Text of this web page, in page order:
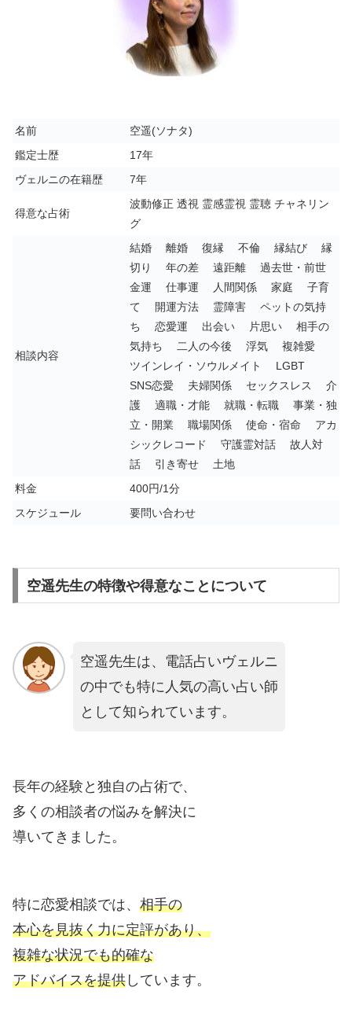
名前
空遥(ソナタ)
鑑定士歴
17年
ヴェルニの在籍歴
7年
得意な占術
波動修正 透視 霊感霊視 霊聴 チャネリン
グ
相談内容
結婚 離婚 復縁 不倫 縁結び 縁
切り 年の差 遠距離 過去世・前世
金運 仕事運 人間関係 家庭 子育
て 開運方法 霊障害 ペットの気持
ち 恋愛運 出会い 片思い 相手の
気持ち 二人の今後 浮気 複雑愛
ツインレイ・ソウルメイト LGBT
SNS恋愛 夫婦関係 セックスレス 介
護 適職・才能 就職・転職 事業・独
立・開業 職場関係 使命・宿命 アカ
シックレコード 守護霊対話 故人対
話 引き寄せ 土地
料金
400円/1分
スケジュール
要問い合わせ
空遥先生の特徴や得意なことについて
空遥先生は、電話占いヴェルニ
の中でも特に人気の高い占い師
として知られています。
長年の経験と独自の占術で、
多くの相談者の悩みを解決に
導いてきました。
特に恋愛相談では、 相手の
本心を見抜く力に定評があり、
複雑な状況でも的確な
アドバイスを提供 しています。